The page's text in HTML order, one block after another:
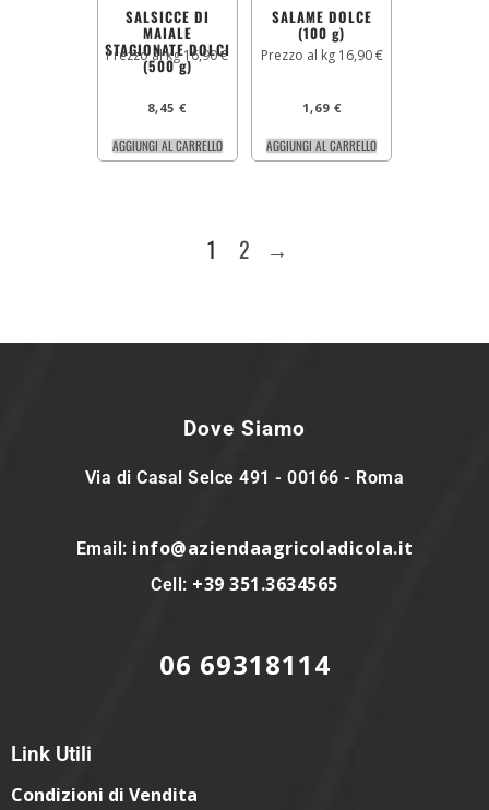
SALSICCE DI
MAIALE
STAGIONATE DOLCI
(500 g)
Prezzo al kg 16,90 €
8,45€
AGGIUNGI AL CARRELLO
SALAME DOLCE
(100 g)
Prezzo al kg 16,90 €
1,69 €
AGGIUNGI AL CARRELLO
1 2 →
Dove Siamo
Via di Casal Selce 491 - 00166 - Roma
Email: info@aziendaagricoladicola.it
Cell: +39 351.3634565
06 69318114
Link Utili
Condizioni di Vendita